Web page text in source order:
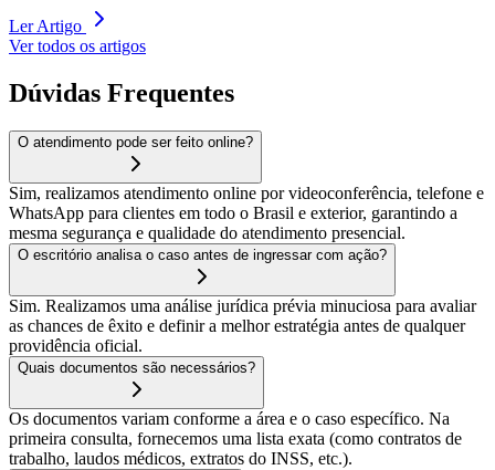
Ler Artigo
Ver todos os artigos
Dúvidas Frequentes
O atendimento pode ser feito online?
Sim, realizamos atendimento online por videoconferência, telefone e
WhatsApp para clientes em todo o Brasil e exterior, garantindo a
mesma segurança e qualidade do atendimento presencial.
O escritório analisa o caso antes de ingressar com ação?
Sim. Realizamos uma análise jurídica prévia minuciosa para avaliar
as chances de êxito e definir a melhor estratégia antes de qualquer
providência oficial.
Quais documentos são necessários?
Os documentos variam conforme a área e o caso específico. Na
primeira consulta, fornecemos uma lista exata (como contratos de
trabalho, laudos médicos, extratos do INSS, etc.).